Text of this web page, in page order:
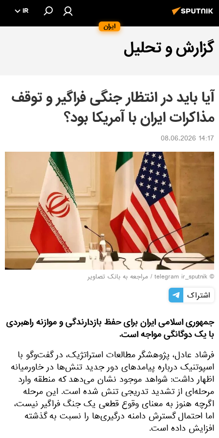
ایران
IR
گزارش و تحلیل
آیا باید در انتظار جنگی فراگیر و توقف
مذاکرات ایران با آمریکا بود؟
14:17 08.06.2026
© telegram ir_sputnik
/ مراجعه به بانک تصاویر
اشتراک
جمهوری اسلامی ایران برای حفظ بازدارندگی و موازنه راهبردی
با یک دوگانگی مواجه است.
فرشاد عادل، پژوهشگر مطالعات استراتژیک، در گفت‌وگو با
اسپوتنیک درباره پیامدهای دور جدید تنش‌ها در خاورمیانه
اظهار داشت: شواهد موجود نشان می‌دهد که منطقه وارد
مرحله‌ای از تشدید تدریجی تنش شده است. این مرحله‌
اگرچه هنوز به معنای وقوع قطعی یک جنگ فراگیر نیست،
اما احتمال گسترش دامنه درگیری‌ها را نسبت به گذشته
افزایش داده است.